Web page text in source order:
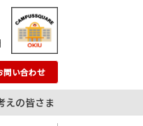
問い合わせ
えの皆さま